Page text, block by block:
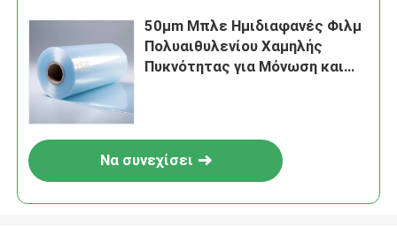
50μm Μπλε Ημιδιαφανές Φιλμ
Πολυαιθυλενίου Χαμηλής
Πυκνότητας για Μόνωση και
Να συνεχίσει